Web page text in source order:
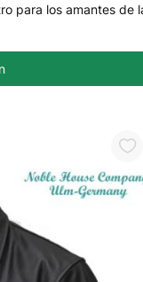
para los amantes de